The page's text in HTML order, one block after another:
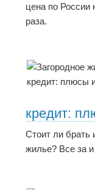
цена по России
раза.
кредит:
Стоит ли брать
жилье? Все за и